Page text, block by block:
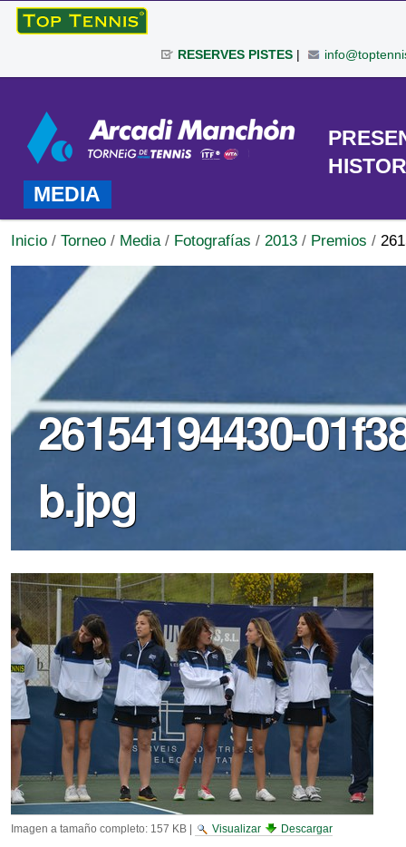
Cambiar
|
navegación
RESERVES PISTES|
Personales
TORNEO
MEDIA
Inicio / Torneo / Media / Fotografías / 2013 / Premios /
26154194430-
b.jpg
Imagen a tamaño completo: 157 KB| Visualizar Descargar